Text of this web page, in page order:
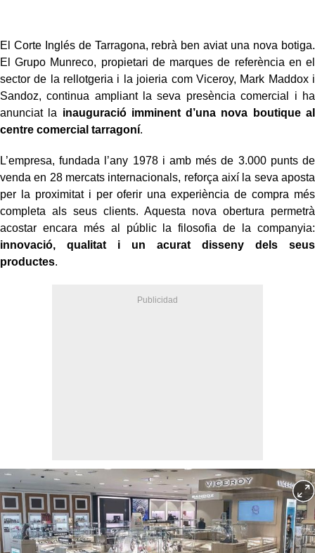
El Corte Inglés de Tarragona, rebrà ben aviat una nova botiga.
El Grupo Munreco, propietari de marques de referència en el
sector de la rellotgeria i la joieria com Viceroy, Mark Maddox i
Sandoz, continua ampliant la seva presència comercial i ha
anunciat la inauguració imminent d’una nova boutique al
centre comercial tarragoní.
L’empresa, fundada l’any 1978 i amb més de 3.000 punts de
venda en 28 mercats internacionals, reforça així la seva aposta
per la proximitat i per oferir una experiència de compra més
completa als seus clients. Aquesta nova obertura permetrà
acostar encara més al públic la filosofia de la companyia:
innovació, qualitat i un acurat disseny dels seus
productes.